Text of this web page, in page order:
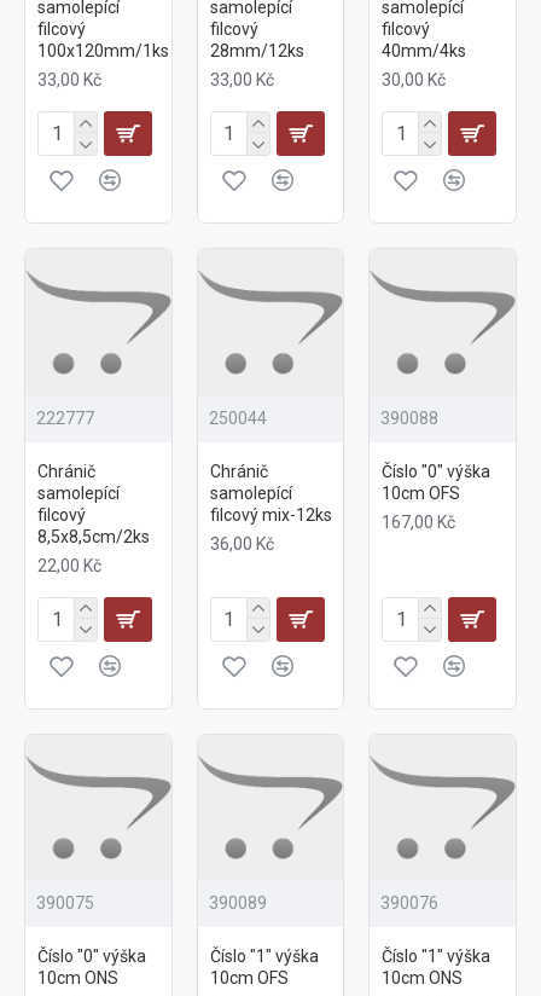
samolepící
filcový
100x120mm/1ks
33,00 Kč
samolepící
filcový
28mm/12ks
33,00 Kč
samolepící
filcový
40mm/4ks
30,00 Kč
222777
Chránič
samolepící
filcový
8,5x8,5cm/2ks
22,00 Kč
250044
Chránič
samolepící
filcový mix-12ks
36,00 Kč
390088
Číslo "0" výška
10cm OFS
167,00 Kč
390075
Číslo "0" výška
10cm ONS
390089
Číslo "1" výška
10cm OFS
390076
Číslo "1" výška
10cm ONS